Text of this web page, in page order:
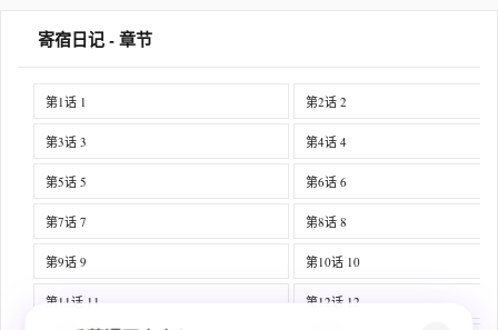
寄宿日记 - 章节
第1话 1 第2话 2
第3话 3 第4话 4
第5话 5 第6话 6
第7话 7 第8话 8
第9话 9 第10话 10
第11话 11 第12话 12